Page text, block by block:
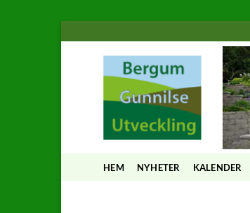
HEM NYHETER KALENDER